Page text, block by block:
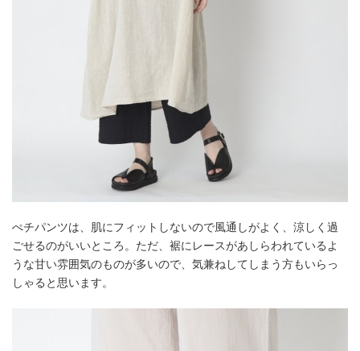
ぺチパンツは、肌にフィットしないので風通しがよく、涼しく過
ごせるのがいいところ。ただ、裾にレースがあしらわれているよ
うな甘い雰囲気のものが多いので、気兼ねしてしまう方もいらっ
しゃると思います。